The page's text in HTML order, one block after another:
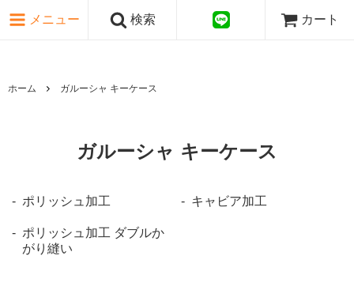
メニュー 検索 カート
ホーム ガルーシャ キーケース
ガルーシャ キーケース
ポリッシュ加工 キャビア加工
ポリッシュ加工 ダブルか
がり縫い
ピンク・レッド系
ゴールド・シルバー系